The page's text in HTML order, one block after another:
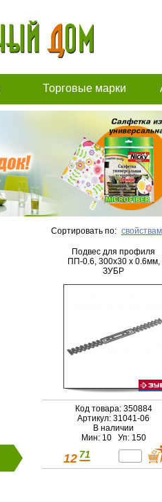
Торговые марки
Сортировать по: свойствам
Подвес для профиля
ПП-0.6, 300x30 х 0.6мм,
ЗУБР
Код товара: 350884
Артикул: 31041-06
В наличии
Мин: 10 Уп: 150
12 71